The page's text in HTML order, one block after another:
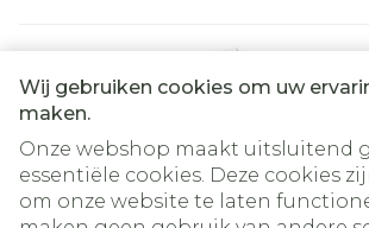
Wij gebruiken cookies om uw
maken.
Onze webshop maakt uitsluitend
essentiële cookies. Deze cookies
om onze website te laten